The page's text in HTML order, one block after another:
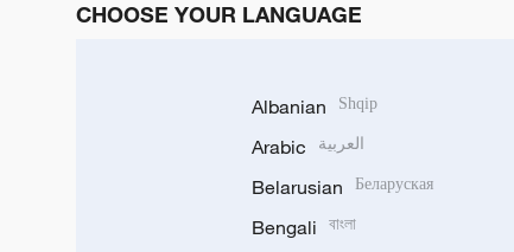
CHOOSE YOUR LANGUAGE
Albanian Shqip
Arabic العربية
Belarusian Беларуская
Bengali বাংলা